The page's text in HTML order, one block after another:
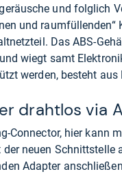
und folglich
und
Das ABS-
wiegt samt
werden, besteht aus
drahtlos via
Connector, hier kann
neuen Schnittstelle
Adapter